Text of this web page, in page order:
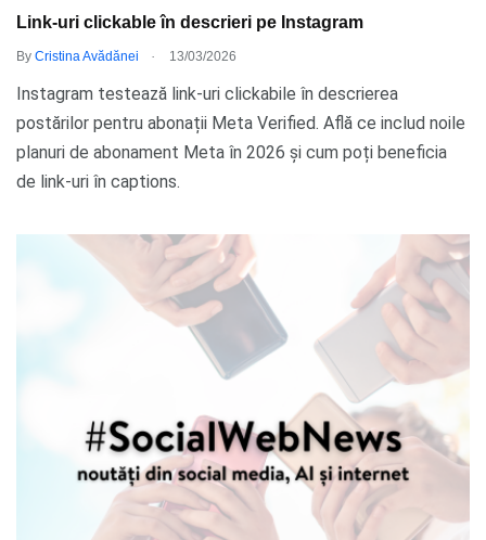
Link-uri clickable în descrieri pe Instagram
By Cristina Avădănei . 13/03/2026
Instagram testează link-uri clickabile în descrierea
postărilor pentru abonații Meta Verified. Află ce includ noile
planuri de abonament Meta în 2026 și cum poți beneficia
de link-uri în captions.